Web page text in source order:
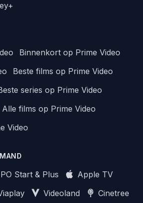
Binnenkort op Prime Video
Beste films op Prime Video
series op Prime Video
Alle films op Prime Video
Video
Start & Plus
Apple TV
Videoland Cinetree